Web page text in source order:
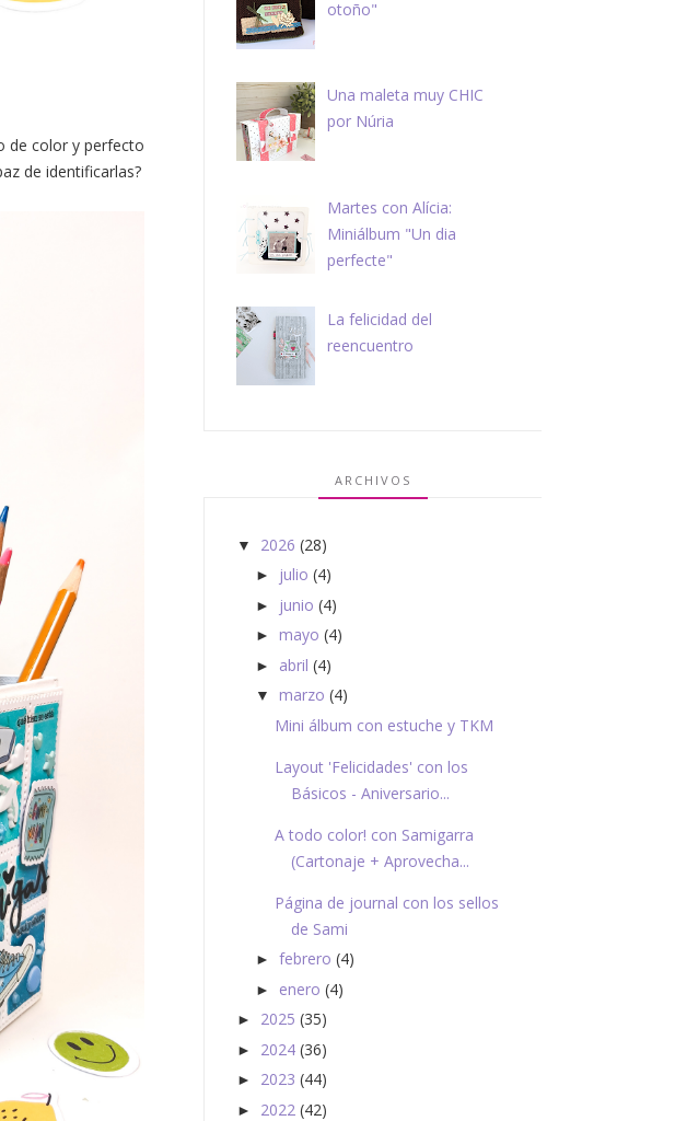
de color y perfecto
de identificarlas?
otoño"
Una maleta muy CHIC
por Núria
Martes con Alícia:
Miniálbum "Un dia
perfecte"
La felicidad del
reencuentro
ARCHIVOS
▼ 2026 (28)
► julio (4)
► junio (4)
► mayo (4)
► abril (4)
▼ marzo (4)
Mini álbum con estuche y TKM
Layout 'Felicidades' con los
Básicos - Aniversario...
A todo color! con Samigarra
(Cartonaje + Aprovecha...
Página de journal con los sellos
de Sami
► febrero (4)
► enero (4)
► 2025 (35)
► 2024 (36)
► 2023 (44)
► 2022 (42)